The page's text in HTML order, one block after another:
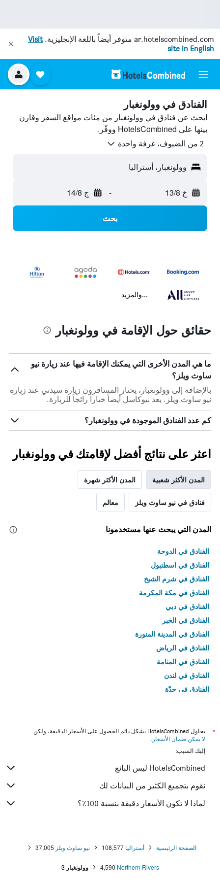
ar.hotelscombined.com متوفر أيضاً باللغة الإنجليزية.Visit
site in English
الفنادق في وولونغبار
ابحث عن فنادق في وولونغبار من مئات مواقع السفر وقارن
بينها على HotelsCombined ووفّر.
2 من الضيوف، غرفة واحدة
وولونغبار، أستراليا
خ 13/8 - ج 14/8
بحث
...والمزيد
حقائق حول الإقامة في وولونغبار
ما هي المدن الأخرى التي يمكنك الإقامة فيها عند زيارة نيو
ساوث ويلز؟
بالإضافة إلى وولونغبار، يختار المسافرون زيارة سيدني عند زيارة
نيو ساوث ويلز. يعد نيوكاسل أيضاً خياراً رائجاً للزيارة.
كم عدد الفنادق الموجودة في وولونغبار؟
اعثر على نتائج أفضل لإقامتك في وولونغبار
المدن الأكثر شعبية المدن الأكثر شهرة
فنادق في نيو ساوث ويلز معالم
المدن التي يبحث عنها مستخدمونا
الفنادق في الدوحة
الفنادق في اسطنبول
الفنادق في شرم الشيخ
الفنادق في مكة المكرمة
الفنادق في دبي
الفنادق في الخبر
الفنادق في المدينة المنورة
الفنادق في الرياض
الفنادق في المنامة
الفنادق في لندن
الفنادق في جدّة
*
يحاول HotelsCombined بشكل دائم الحصول على الأسعار الدقيقة، ولكن
لا يمكن ضمان الأسعار .
إليك السبب:
HotelsCombined ليس البائع
نقوم بتجميع الكثير من البيانات لك
لماذا لا تكون الأسعار دقيقة بنسبة 100٪؟
الصفحة الرئيسية أستراليا 108,577 نيو ساوث ويلز 37,005
Northern Rivers
4,590 وولونغبار 3